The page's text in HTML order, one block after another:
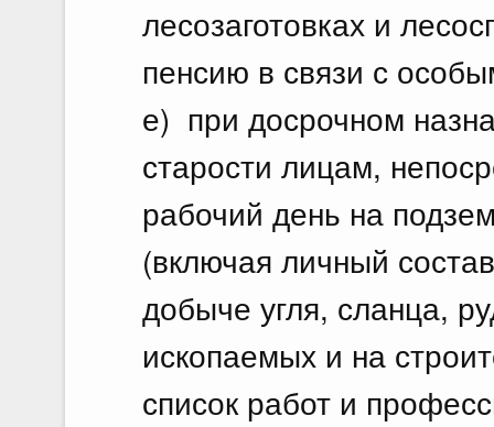
лесозаготовках и
пенсию в связи с
е) при досрочном
старости лицам,
рабочий день на
(включая личный
добыче угля, сланца,
ископаемых и на
список работ и